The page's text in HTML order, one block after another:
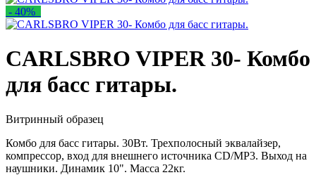
- 40%
CARLSBRO VIPER 30- Комбо
для басс гитары.
Витринный образец
Комбо для басс гитары. 30Вт. Трехполосный эквалайзер,
компрессор, вход для внешнего источника CD/MP3. Выход на
наушники. Динамик 10". Масса 22кг.